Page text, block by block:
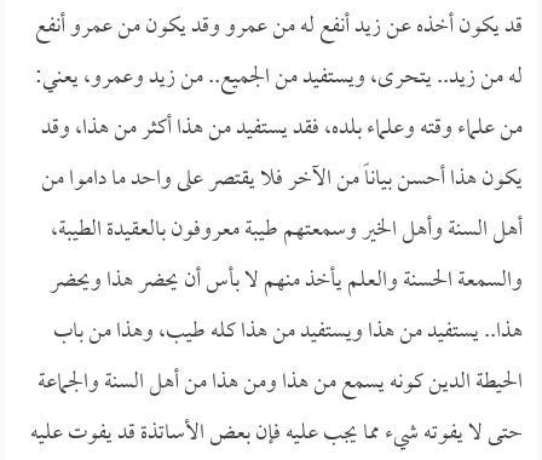
قد يكون أخذه عن زيد أنفع له من عمرو وقد يكون من عمرو أنفع
له من زيد.. يتحرى، ويستفيد من الجميع.. من زيد وعمرو، يعني:
من علماء وقته وعلماء بلده، فقد يستفيد من هذا أكثر من هذا، وقد
يكون هذا أحسن بياناً من الآخر فلا يقتصر على واحد ما داموا من
أهل السنة وأهل الخير وسمعتهم طيبة معروفون بالعقيدة الطيبة،
والسمعة الحسنة والعلم يأخذ منهم لا بأس أن يحضر هذا ويحضر
هذا.. يستفيد من هذا ويستفيد من هذا كله طيب، وهذا من باب
الحيطة الدين كونه يسمع من هذا ومن هذا من أهل السنة والجماعة
حتى لا يفوته شيء مما يجب عليه فإن بعض الأساتذة قد يفوت عليه